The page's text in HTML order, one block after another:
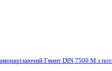
Гвинт DIN 7500 M з